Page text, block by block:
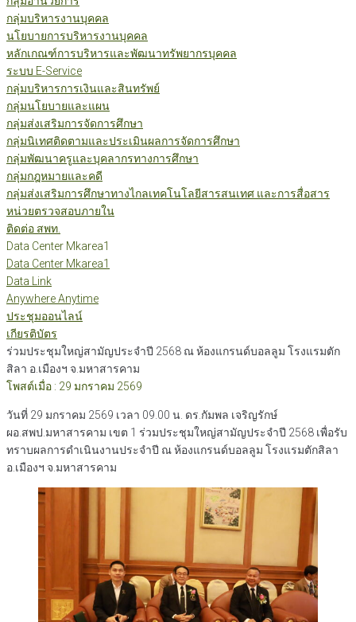
กลุ่มบริหารงานบุคคล
นโยบายการบริหารงานบุคคล
หลักเกณฑ์การบริหารและพัฒนาทรัพยากรบุคคล
ระบบ E-Service
กลุ่มบริหารการเงินและสินทรัพย์
กลุ่มนโยบายและแผน
กลุ่มส่งเสริมการจัดการศึกษา
กลุ่มนิเทศติดตามและประเมินผลการจัดการศึกษา
กลุ่มพัฒนาครูและบุคลากรทางการศึกษา
กลุ่มกฎหมายและคดี
กลุ่มส่งเสริมการศึกษาทางไกลเทคโนโลยีสารสนเทศ และการสื่อสาร
หน่วยตรวจสอบภายใน
ติดต่อ สพท.
Data Center Mkarea1
Data Center Mkarea1
Data Link
Anywhere Anytime
ประชุมออนไลน์
เกียรติบัตร
ร่วมประชุมใหญ่สามัญประจำปี 2568 ณ ห้องแกรนด์บอลลูม โรงแรมตัก
สิลา อ.เมืองฯ จ.มหาสารคาม
โพสต์เมื่อ : 29 มกราคม 2569
วันที่ 29 มกราคม 2569 เวลา 09.00 น. ดร.กัมพล เจริญรักษ์
ผอ.สพป.มหาสารคาม เขต 1 ร่วมประชุมใหญ่สามัญประจำปี 2568 เพื่อรับ
ทราบผลการดำเนินงานประจำปี ณ ห้องแกรนด์บอลลูม โรงแรมตักสิลา
อ.เมืองฯ จ.มหาสารคาม